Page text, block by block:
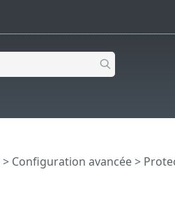
> Configuration avancée>